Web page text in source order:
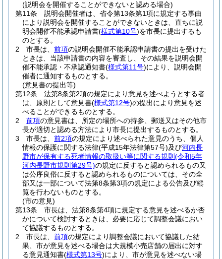
(説明会を開催することができないと認める場合)
第11条
説明会開催者は、省令第13条第1項に規定する事由
により説明会を開催することができないときは、直ちに説
明会開催不能承認申請書(様式第10号)を市長に提出するも
のとする。
2
市長は、 前項の説明会開催不能承認申請書の提出を受けた
ときは、当該申請書の内容を審査し、その結果を説明会開
催不能承認・不承認通知書(様式第11号)により、説明会開
催者に通知するものとする。
(意見書の提出等)
第12条
法第8条第2項の規定により意見を述べようとする者
は、原則として意見書(様式第12号)の提出により意見を述
べることができるものとする。
2
前項の意見書は、所定の場所への持参、郵送又はその他市
長が適切と認める方法により市長に提出するものとする。
3
市長は、 前2項の規定により述べられた意見のうち、個人
情報の保護に関する法律(平成15年法律第57号)及び河内長
野市が保有する死者情報の取扱い等に関する規則 (令和5年
河内長野市規則第29号)の規定に反すると認められるもの又
は公序良俗に反すると認められるものについては、その全
部又は一部について法第8条第3項の規定による公告及び縦
覧を行わないものとする。
(市の意見)
第13条
市長は、法第8条第4項に規定する意見を述べるか否
かについて検討するときは、必要に応じて調整会議におい
て協議するものとする。
2
市長は、 前項の規定により調整会議において協議した結
果、市が意見を述べる場合は大規模小売店舗の届出に対す
る意見通知書(様式第13号)により、市が意見を述べない場